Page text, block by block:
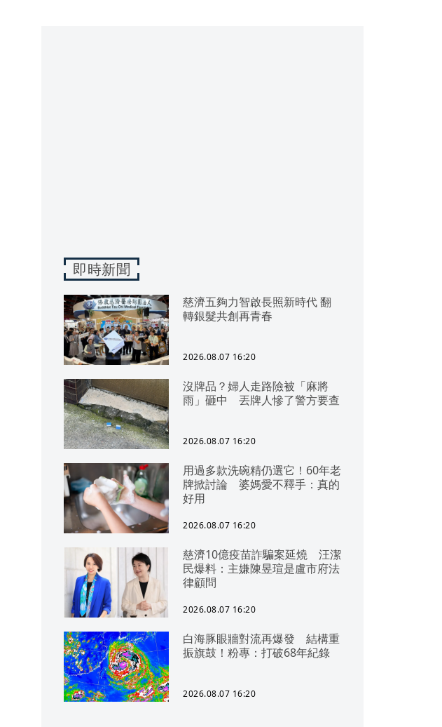
即時新聞
慈濟五夠力智啟長照新時代 翻
轉銀髮共創再青春
2026.08.07 16:20
沒牌品？婦人走路險被「麻將
雨」砸中 丟牌人慘了警方要查
2026.08.07 16:20
用過多款洗碗精仍選它！60年老
牌掀討論 婆媽愛不釋手：真的
好用
2026.08.07 16:20
慈濟10億疫苗詐騙案延燒 汪潔
民爆料：主嫌陳昱瑄是盧市府法
律顧問
2026.08.07 16:20
白海豚眼牆對流再爆發 結構重
振旗鼓！粉專：打破68年紀錄
2026.08.07 16:20